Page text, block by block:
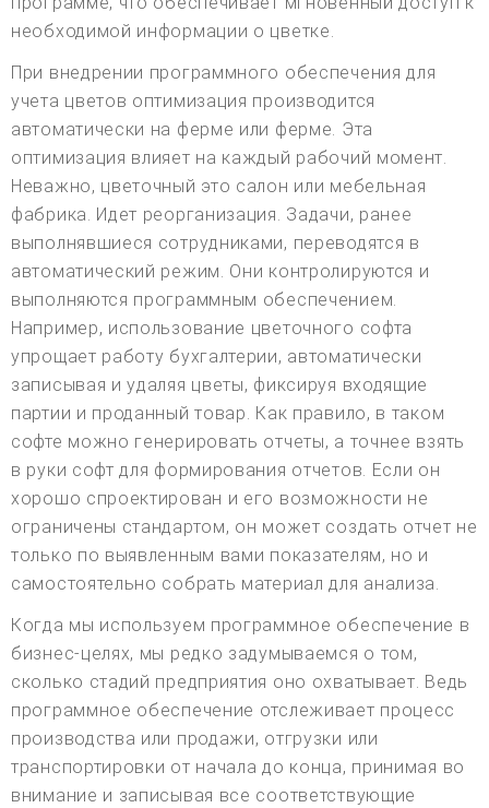
необходимой информации о цветке.
При внедрении программного обеспечения для
учета цветов оптимизация производится
автоматически на ферме или ферме. Эта
оптимизация влияет на каждый рабочий момент.
Неважно, цветочный это салон или мебельная
фабрика. Идет реорганизация. Задачи, ранее
выполнявшиеся сотрудниками, переводятся в
автоматический режим. Они контролируются и
выполняются программным обеспечением.
Например, использование цветочного софта
упрощает работу бухгалтерии, автоматически
записывая и удаляя цветы, фиксируя входящие
партии и проданный товар. Как правило, в таком
софте можно генерировать отчеты, а точнее взять
в руки софт для формирования отчетов. Если он
хорошо спроектирован и его возможности не
ограничены стандартом, он может создать отчет не
только по выявленным вами показателям, но и
самостоятельно собрать материал для анализа.
Когда мы используем программное обеспечение в
бизнес-целях, мы редко задумываемся о том,
сколько стадий предприятия оно охватывает. Ведь
программное обеспечение отслеживает процесс
производства или продажи, отгрузки или
транспортировки от начала до конца, принимая во
внимание и записывая все соответствующие